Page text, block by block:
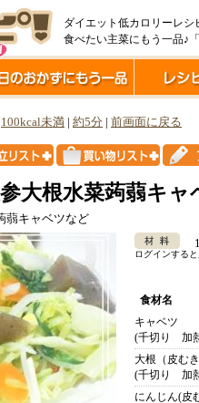
ダイエット低カロリーレシ
食べたい主菜にもう一品♪
100kcal未満 約5分 前画面に戻る
大根水菜蒟蒻キャ
蒻キャベツなど
1
ログインする
食材名
キャベツ
(千切り 加
大根（皮むき
(千切り 加
にんじん(皮